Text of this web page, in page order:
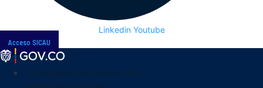
Linkedin Youtube
Acceso SICAU